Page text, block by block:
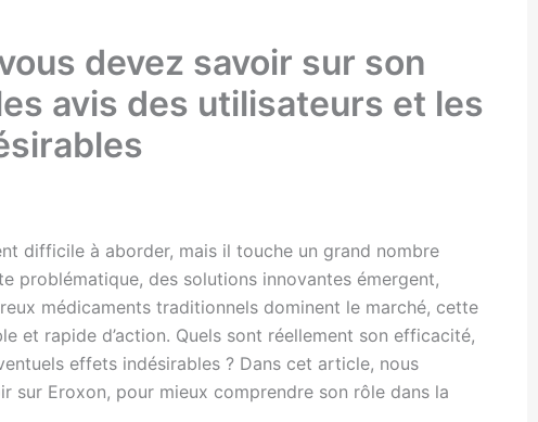
devez savoir sur son
avis des utilisateurs et les
difficile à aborder, mais il touche un grand nombre
problématique, des solutions innovantes émergent,
médicaments traditionnels dominent le marché, cette
et rapide d’action. Quels sont réellement son efficacité,
effets indésirables ? Dans cet article, nous
sur Eroxon, pour mieux comprendre son rôle dans la